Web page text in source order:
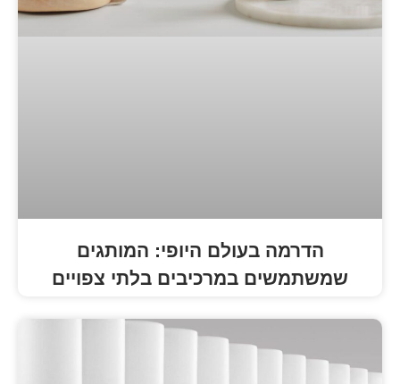
בעולם היופי: המותגים
במרכיבים בלתי צפויים